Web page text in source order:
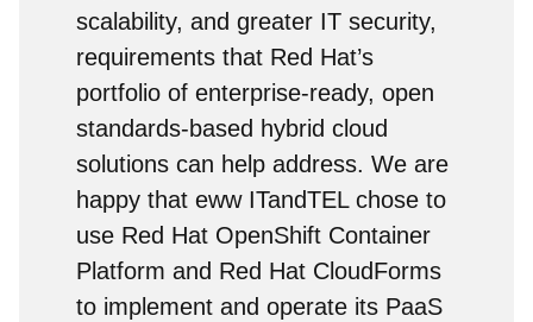
scalability, and greater IT security,
requirements that Red Hat’s
portfolio of enterprise-ready, open
standards-based hybrid cloud
solutions can help address. We are
happy that eww ITandTEL chose to
use Red Hat OpenShift Container
Platform and Red Hat CloudForms
to implement and operate its PaaS